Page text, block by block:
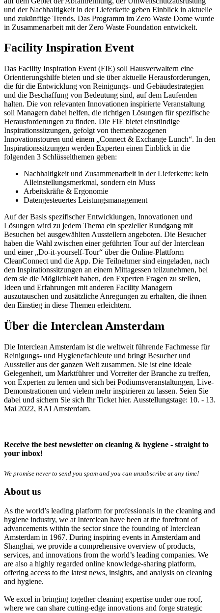
und der Nachhaltigkeit in der Lieferkette geben Einblick in aktuelle
und zukünftige Trends. Das Programm im Zero Waste Dome wurde
in Zusammenarbeit mit der Zero Waste Foundation entwickelt.
Facility Inspiration Event
Das Facility Inspiration Event (FIE) soll Hausverwaltern eine
Orientierungshilfe bieten und sie über aktuelle Herausforderungen,
die für die Entwicklung von Reinigungs- und Gebäudestrategien
und die Beschaffung von Bedeutung sind, auf dem Laufenden
halten. Die von relevanten Innovationen inspirierte Veranstaltung
soll Managern dabei helfen, die richtigen Lösungen für spezifische
Herausforderungen zu finden. Die FIE bietet einstündige
Inspirationssitzungen, gefolgt von themenbezogenen
Innovationstouren und einem „Connect & Exchange Lunch“. In den
Inspirationssitzungen werden Experten einen Einblick in die
folgenden 3 Schlüsselthemen geben:
Nachhaltigkeit und Zusammenarbeit in der Lieferkette: kein
Alleinstellungsmerkmal, sondern ein Muss
Arbeitskräfte & Ergonomie
Datengesteuertes Leistungsmanagement
Auf der Basis spezifischer Entwicklungen, Innovationen und
Lösungen wird zu jedem Thema ein spezieller Rundgang mit
Besuchen bei ausgewählten Ausstellern angeboten. Die Besucher
haben die Wahl zwischen einer geführten Tour auf der Interclean
und einer „Do-it-yourself-Tour“ über die Online-Plattform
CleanConnect und die App. Die Teilnehmer sind eingeladen, nach
den Inspirationssitzungen an einem Mittagessen teilzunehmen, bei
dem sie die Möglichkeit haben, den Experten Fragen zu stellen,
Ideen und Erfahrungen mit anderen Facility Managern
auszutauschen und zusätzliche Anregungen zu erhalten, die ihnen
den Einstieg in diese Themen erleichtern.
Über die Interclean Amsterdam
Die Interclean Amsterdam ist die weltweit führende Fachmesse für
Reinigungs- und Hygienefachleute und bringt Besucher und
Aussteller aus der ganzen Welt zusammen. Sie ist eine ideale
Gelegenheit, um Marktführer und Vorreiter der Branche zu treffen,
von Experten zu lernen und sich bei Podiumsveranstaltungen, Live-
Demonstrationen und vielem mehr inspirieren zu lassen. Seien Sie
dabei und sichern Sie sich Ihr Ticket hier. Ausstellungstage: 10. - 13.
Mai 2022, RAI Amsterdam.
Receive the best newsletter on cleaning & hygiene - straight to
your inbox!
We promise never to send you spam and you can unsubscribe at any time!
About us
As the world’s leading platform for professionals in the cleaning and
hygiene industry, we at Interclean have been at the forefront of
advancements within the sector since the founding of Interclean
Amsterdam in 1967. During inspiring events in Amsterdam and
Shanghai, we provide a comprehensive overview of products,
services, and innovations from the world’s leading companies. We
are also a highly regarded online knowledge-sharing platform,
offering access to the latest news, insights, and analysis on cleaning
and hygiene.
We excel in bringing together cleaning expertise under one roof,
where we can share cutting-edge innovations and forge strategic